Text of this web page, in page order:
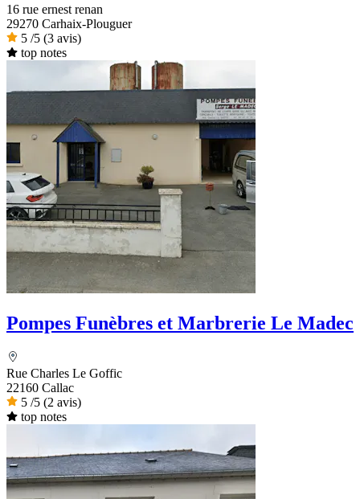
16 rue ernest renan
29270 Carhaix-Plouguer
5 /5 (3 avis)
top notes
Pompes Funèbres et Marbrerie Le Madec
Rue Charles Le Goffic
22160 Callac
5 /5 (2 avis)
top notes